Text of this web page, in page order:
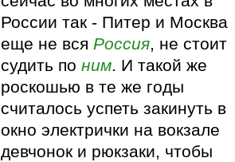
России так - Питер и Москва
еще не вся Россия, не стоит
судить поним. И такой же
роскошью в те же годы
считалось успеть закинуть в
окно электрички на вокзале
девчонок и рюкзаки, чтобы